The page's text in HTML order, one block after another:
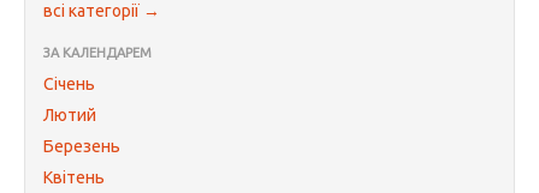
всі категорії →
ЗА КАЛЕНДАРЕМ
Січень
Лютий
Березень
Квітень